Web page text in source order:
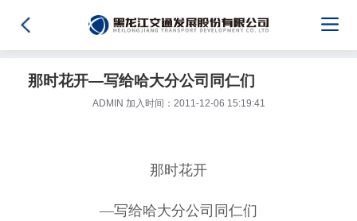
那时花开―写给哈大分公司同仁们
ADMIN 加入时间：2011-12-06 15:19:41
那时花开
―写给哈大分公司同仁们